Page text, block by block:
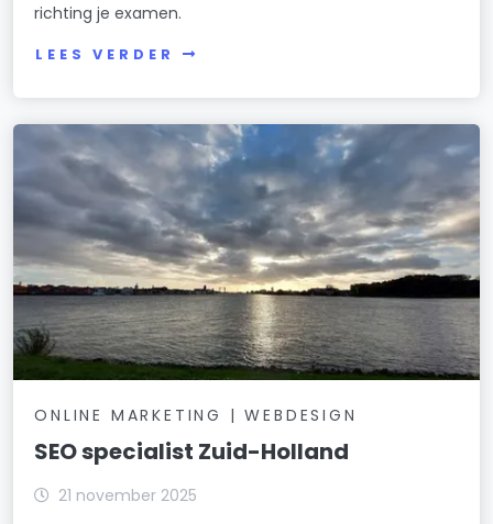
richting je examen.
LEES VERDER
ONLINE MARKETING | WEBDESIGN
SEO specialist Zuid-Holland
21 november 2025